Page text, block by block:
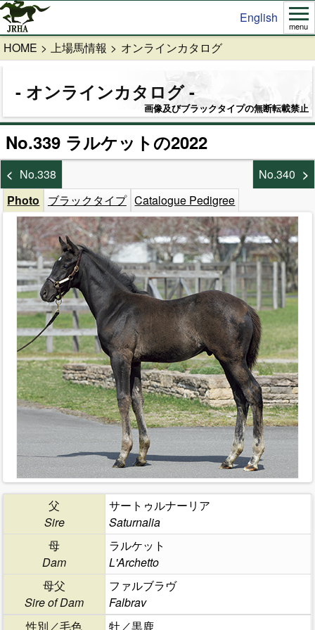
English
menu
HOME 上場馬情報 オンラインカタログ
オンラインカタログ
画像及びブラックタイプの無断転載禁止
No.339 ラルケットの2022
No.338
No.340
Photo
ブラックタイプ Catalogue Pedigree
父
Sire
サートゥルナーリア
Saturnalia
母
Dam
ラルケット
L'Archetto
母父
Sire of Dam
ファルブラヴ
Falbrav
性別／毛色
牡／黒鹿